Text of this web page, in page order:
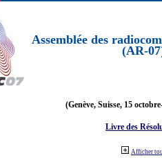
Assemblée des
(AR-
(Genève, Suisse, 15
Livre des
Afficher